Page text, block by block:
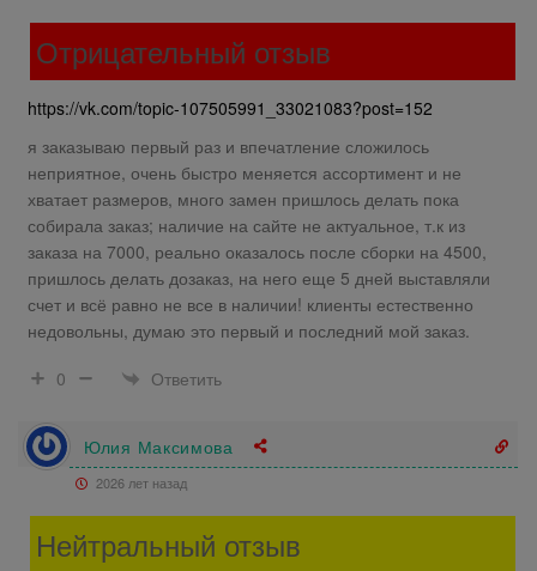
Отрицательный отзыв
https://vk.com/topic-107505991_33021083?post=152
я заказываю первый раз и впечатление сложилось
неприятное, очень быстро меняется ассортимент и не
хватает размеров, много замен пришлось делать пока
собирала заказ; наличие на сайте не актуальное, т.к из
заказа на 7000, реально оказалось после сборки на 4500,
пришлось делать дозаказ, на него еще 5 дней выставляли
счет и всё равно не все в наличии! клиенты естественно
недовольны, думаю это первый и последний мой заказ.
0
Ответить
Юлия Максимова
2026 лет назад
Нейтральный отзыв